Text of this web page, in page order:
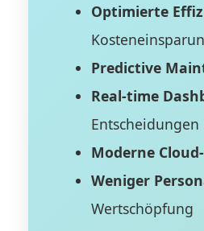
Optimierte
Predictive
Real-time
Entscheidungen
Moderne
Weniger
Wertschöpfung